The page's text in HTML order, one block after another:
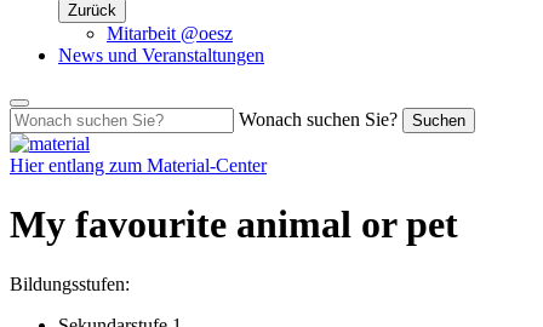
Zurück
Mitarbeit @oesz
News und Veranstaltungen
Wonach suchen Sie? Suchen
Hier entlang zum Material-Center
My favourite animal or pet
Bildungsstufen: